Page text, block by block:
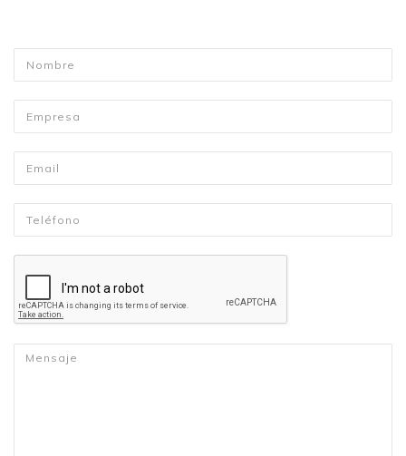
Nombre
Empresa
Email *
Telefono
Mensaje*